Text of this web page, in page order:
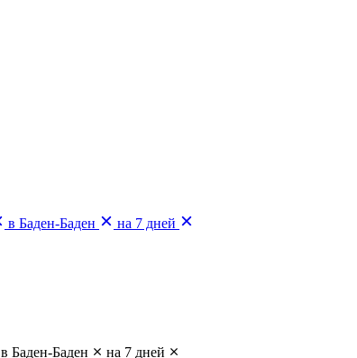
в Баден-Баден
на 7 дней
в Баден-Баден
на 7 дней